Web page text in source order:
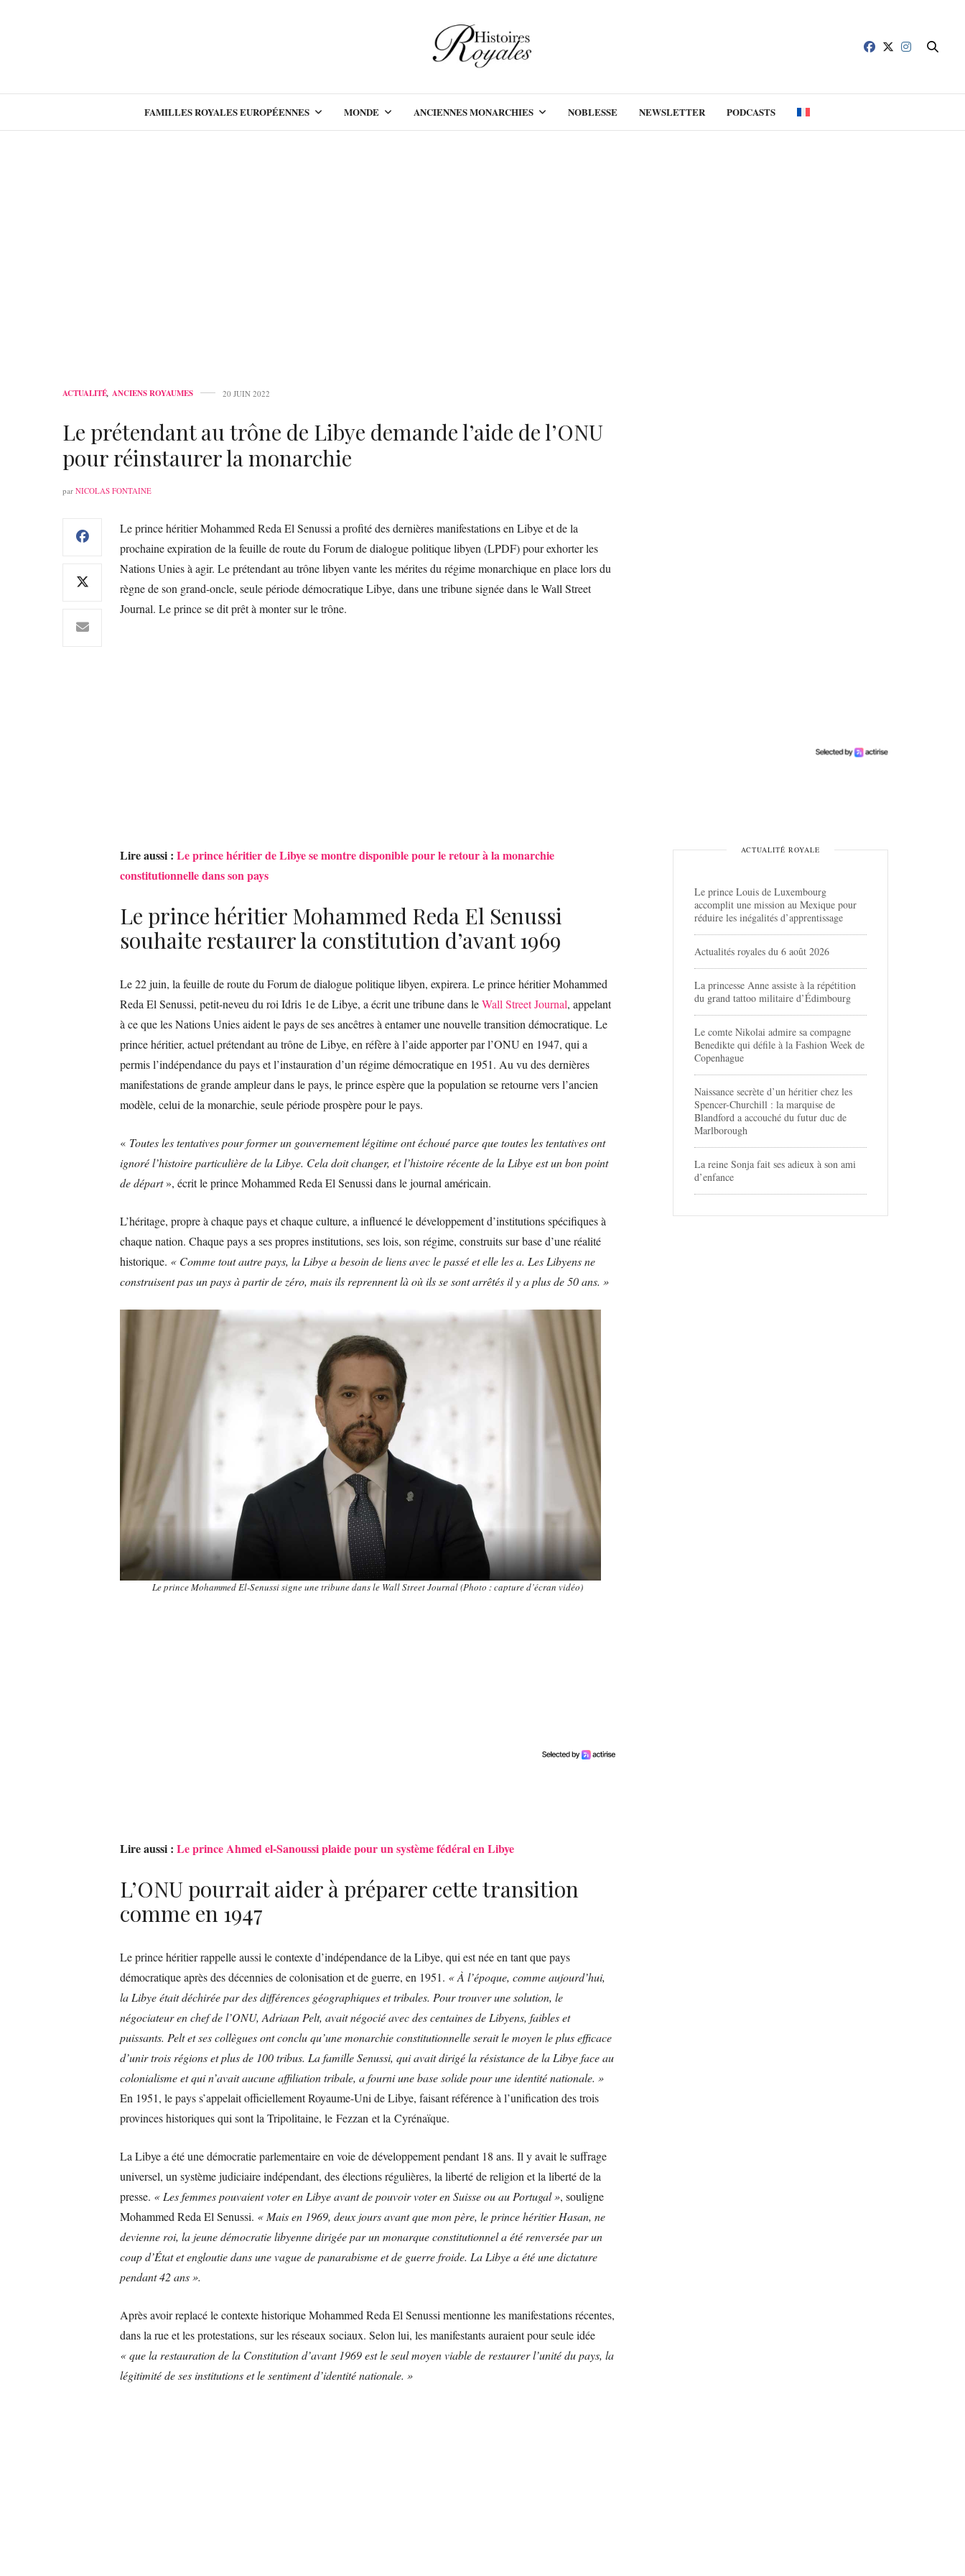
FAMILLES ROYALES EUROPÉENNES MONDE ANCIENNES MONARCHIES NOBLESSE NEWSLETTER PODCASTS
ACTUALITÉ, ANCIENS ROYAUMES 20 JUIN 2022
Le prétendant au trône de Libye demande l’aide de l’ONU
pour réinstaurer la monarchie
par NICOLAS FONTAINE
Le prince héritier Mohammed Reda El Senussi a profité des dernières manifestations en Libye et de la
prochaine expiration de la feuille de route du Forum de dialogue politique libyen (LPDF) pour exhorter les
Nations Unies à agir. Le prétendant au trône libyen vante les mérites du régime monarchique en place lors du
règne de son grand-oncle, seule période démocratique Libye, dans une tribune signée dans le Wall Street
Journal. Le prince se dit prêt à monter sur le trône.
Lire aussi : Le prince héritier de Libye se montre disponible pour le retour à la monarchie
constitutionnelle dans son pays
Le prince héritier Mohammed Reda El Senussi
souhaite restaurer la constitution d’avant 1969
Le 22 juin, la feuille de route du Forum de dialogue politique libyen, expirera. Le prince héritier Mohammed
Reda El Senussi, petit-neveu du roi Idris 1e de Libye, a écrit une tribune dans leWall Street Journal, appelant
à ce que les Nations Unies aident le pays de ses ancêtres à entamer une nouvelle transition démocratique. Le
prince héritier, actuel prétendant au trône de Libye, en réfère à l’aide apporter par l’ONU en 1947, qui a
permis l’indépendance du pays et l’instauration d’un régime démocratique en 1951. Au vu des dernières
manifestations de grande ampleur dans le pays, le prince espère que la population se retourne vers l’ancien
modèle, celui de la monarchie, seule période prospère pour le pays.
« Toutes les tentatives pour former un gouvernement légitime ont échoué parce que toutes les tentatives ont
ignoré l’histoire particulière de la Libye. Cela doit changer, et l’histoire récente de la Libye est un bon point
de départ», écrit le prince Mohammed Reda El Senussi dans le journal américain.
L’héritage, propre à chaque pays et chaque culture, a influencé le développement d’institutions spécifiques à
chaque nation. Chaque pays a ses propres institutions, ses lois, son régime, construits sur base d’une réalité
historique. « Comme tout autre pays, la Libye a besoin de liens avec le passé et elle les a. Les Libyens ne
construisent pas un pays à partir de zéro, mais ils reprennent là où ils se sont arrêtés il y a plus de 50 ans. »
Le prince Mohammed El-Senussi signe une tribune dans le Wall Street Journal (Photo : capture d’écran vidéo)
Lire aussi : Le prince Ahmed el-Sanoussi plaide pour un système fédéral en Libye
L’ONU pourrait aider à préparer cette transition
comme en 1947
Le prince héritier rappelle aussi le contexte d’indépendance de la Libye, qui est née en tant que pays
démocratique après des décennies de colonisation et de guerre, en 1951. « À l’époque, comme aujourd’hui,
la Libye était déchirée par des différences géographiques et tribales. Pour trouver une solution, le
négociateur en chef de l’ONU, Adriaan Pelt, avait négocié avec des centaines de Libyens, faibles et
puissants. Pelt et ses collègues ont conclu qu’une monarchie constitutionnelle serait le moyen le plus efficace
d’unir trois régions et plus de 100 tribus. La famille Senussi, qui avait dirigé la résistance de la Libye face au
colonialisme et qui n’avait aucune affiliation tribale, a fourni une base solide pour une identité nationale. »
En 1951, le pays s’appelait officiellement Royaume-Uni de Libye, faisant référence à l’unification des trois
provinces historiques qui sont la Tripolitaine, le Fezzan et la Cyrénaïque.
La Libye a été une démocratie parlementaire en voie de développement pendant 18 ans. Il y avait le suffrage
universel, un système judiciaire indépendant, des élections régulières, la liberté de religion et la liberté de la
presse. « Les femmes pouvaient voter en Libye avant de pouvoir voter en Suisse ou au Portugal », souligne
Mohammed Reda El Senussi. « Mais en 1969, deux jours avant que mon père, le prince héritier Hasan, ne
devienne roi, la jeune démocratie libyenne dirigée par un monarque constitutionnel a été renversée par un
coup d’État et engloutie dans une vague de panarabisme et de guerre froide. La Libye a été une dictature
pendant 42 ans ».
Après avoir replacé le contexte historique Mohammed Reda El Senussi mentionne les manifestations récentes,
dans la rue et les protestations, sur les réseaux sociaux. Selon lui, les manifestants auraient pour seule idée
« que la restauration de la Constitution d’avant 1969 est le seul moyen viable de restaurer l’unité du pays, la
légitimité de ses institutions et le sentiment d’identité nationale. »
ACTUALITÉ ROYALE
Le prince Louis de Luxembourg
accomplit une mission au Mexique pour
réduire les inégalités d’apprentissage
Actualités royales du 6 août 2026
La princesse Anne assiste à la répétition
du grand tattoo militaire d’Édimbourg
Le comte Nikolai admire sa compagne
Benedikte qui défile à la Fashion Week de
Copenhague
Naissance secrète d’un héritier chez les
Spencer-Churchill : la marquise de
Blandford a accouché du futur duc de
Marlborough
La reine Sonja fait ses adieux à son ami
d’enfance